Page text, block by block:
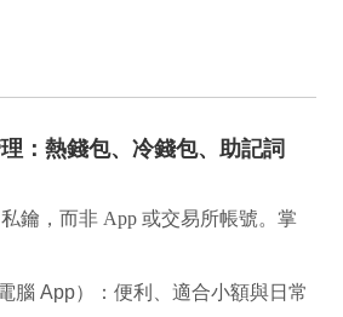
：熱錢包、冷錢包、助記詞
私鑰 ，而非 App 或交易所帳號。掌
電腦 App）：便利、適合小額與日常